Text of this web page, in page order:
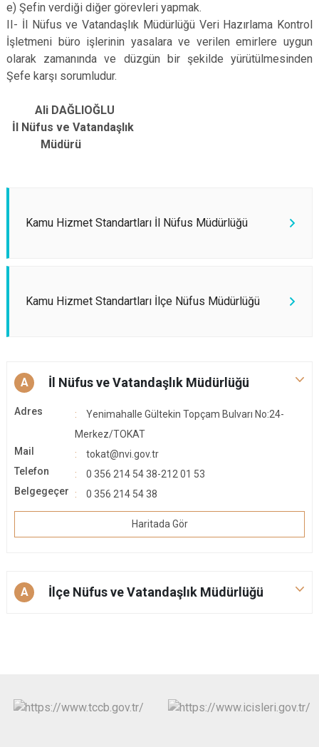
e) Şefin verdiği diğer görevleri yapmak.
II- İl Nüfus ve Vatandaşlık Müdürlüğü Veri Hazırlama Kontrol
İşletmeni büro işlerinin yasalara ve verilen emirlere uygun
olarak zamanında ve düzgün bir şekilde yürütülmesinden
Şefe karşı sorumludur.
Ali DAĞLIOĞLU
İl Nüfus ve Vatandaşlık
Müdürü
Kamu Hizmet Standartları İl Nüfus Müdürlüğü
Kamu Hizmet Standartları İlçe Nüfus Müdürlüğü
A İl Nüfus ve Vatandaşlık Müdürlüğü
Adres
Yenimahalle Gültekin Topçam Bulvarı No:24-
Merkez/TOKAT
Mail
tokat@nvi.gov.tr
Telefon
0 356 214 54 38-212 01 53
Belgegeçer
0 356 214 54 38
Haritada Gör
A İlçe Nüfus ve Vatandaşlık Müdürlüğü